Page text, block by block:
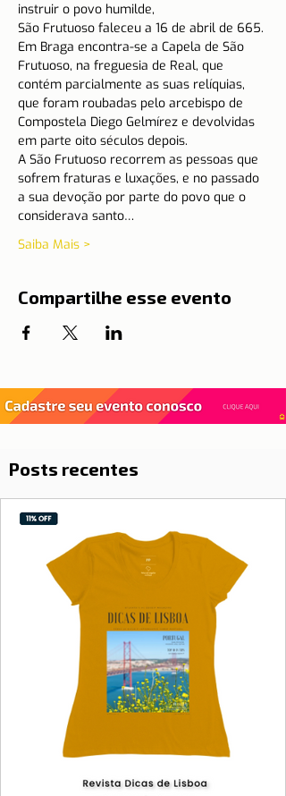
instruir o povo humilde,
São Frutuoso faleceu a 16 de abril de 665.
Em Braga encontra-se a Capela de São
Frutuoso, na freguesia de Real, que
contém parcialmente as suas relíquias,
que foram roubadas pelo arcebispo de
Compostela Diego Gelmírez e devolvidas
em parte oito séculos depois.
A São Frutuoso recorrem as pessoas que
sofrem fraturas e luxações, e no passado
a sua devoção por parte do povo que o
considerava santo…
Saiba Mais >
Compartilhe esse evento
Posts recentes